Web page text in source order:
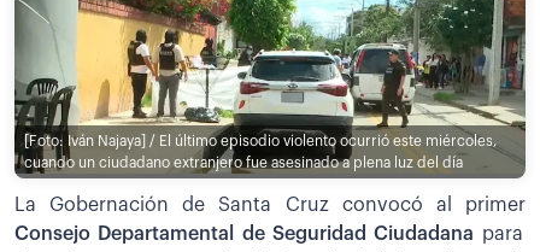
[Foto: Iván Najaya] / El último episodio violento ocurrió este miércoles,
cuando un ciudadano extranjero fue asesinado a plena luz del día
La Gobernación de Santa Cruz convocó al primer
Consejo Departamental de Seguridad Ciudadana para